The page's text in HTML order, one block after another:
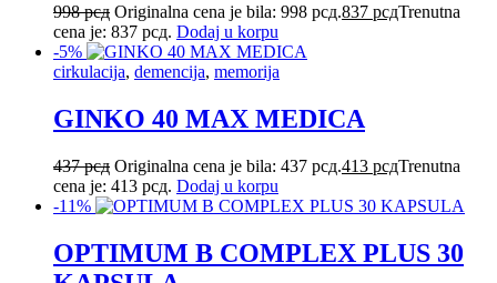
998рсд Originalna cena je bila: 998 рсд.837 рсдTrenutna
cena je: 837 рсд. Dodaj u korpu
-5%
cirkulacija, demencija, memorija
GINKO 40 MAX MEDICA
437рсд Originalna cena je bila: 437 рсд.413 рсдTrenutna
cena je: 413 рсд. Dodaj u korpu
-11%
OPTIMUM B COMPLEX PLUS 30